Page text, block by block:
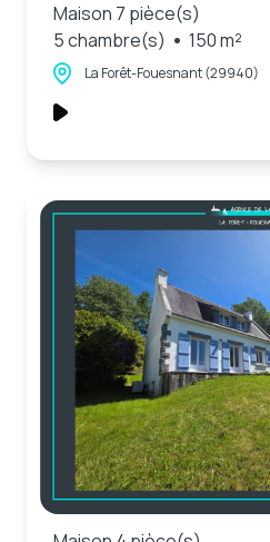
Maison 7 pièce(s)
5 chambre(s)
150 m²
La Forêt-Fouesnant (29940)